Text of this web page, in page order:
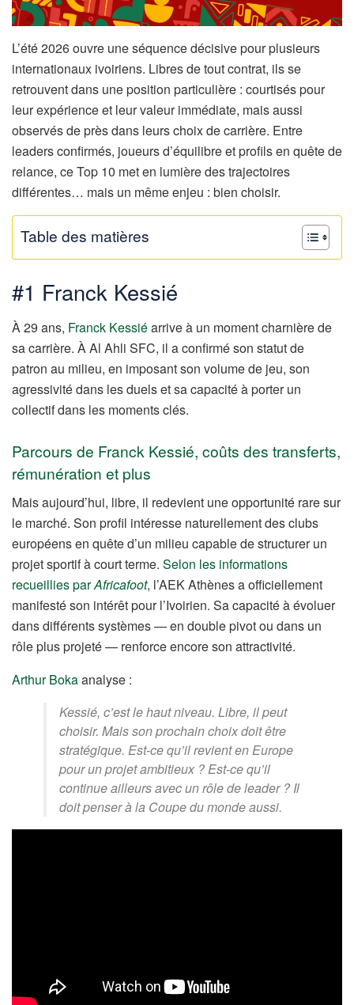
L’été 2026 ouvre une séquence décisive pour plusieurs
internationaux ivoiriens. Libres de tout contrat, ils se
retrouvent dans une position particulière : courtisés pour
leur expérience et leur valeur immédiate, mais aussi
observés de près dans leurs choix de carrière. Entre
leaders confirmés, joueurs d’équilibre et profils en quête de
relance, ce Top 10 met en lumière des trajectoires
différentes… mais un même enjeu : bien choisir.
Table des matières
#1 Franck Kessié
À 29 ans, Franck Kessiéarrive à un moment charnière de
sa carrière. À Al Ahli SFC, il a confirmé son statut de
patron au milieu, en imposant son volume de jeu, son
agressivité dans les duels et sa capacité à porter un
collectif dans les moments clés.
Parcours de Franck Kessié, coûts des transferts,
rémunération et plus
Mais aujourd’hui, libre, il redevient une opportunité rare sur
le marché. Son profil intéresse naturellement des clubs
européens en quête d’un milieu capable de structurer un
projet sportif à court terme. Selon les informations
recueillies parAfricafoot, l’AEK Athènes a officiellement
manifesté son intérêt pour l’Ivoirien. Sa capacité à évoluer
dans différents systèmes — en double pivot ou dans un
rôle plus projeté — renforce encore son attractivité.
Arthur Bokaanalyse :
Kessié, c’est le haut niveau. Libre, il peut
choisir. Mais son prochain choix doit être
stratégique. Est-ce qu’il revient en Europe
pour un projet ambitieux ? Est-ce qu’il
continue ailleurs avec un rôle de leader ? Il
doit penser à la Coupe du monde aussi.